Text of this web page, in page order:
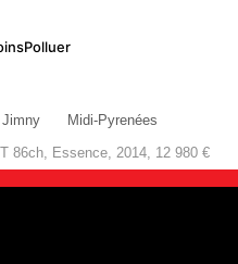
Jimny
Midi-Pyrenées
86ch, Essence, 2014, 12 980 €